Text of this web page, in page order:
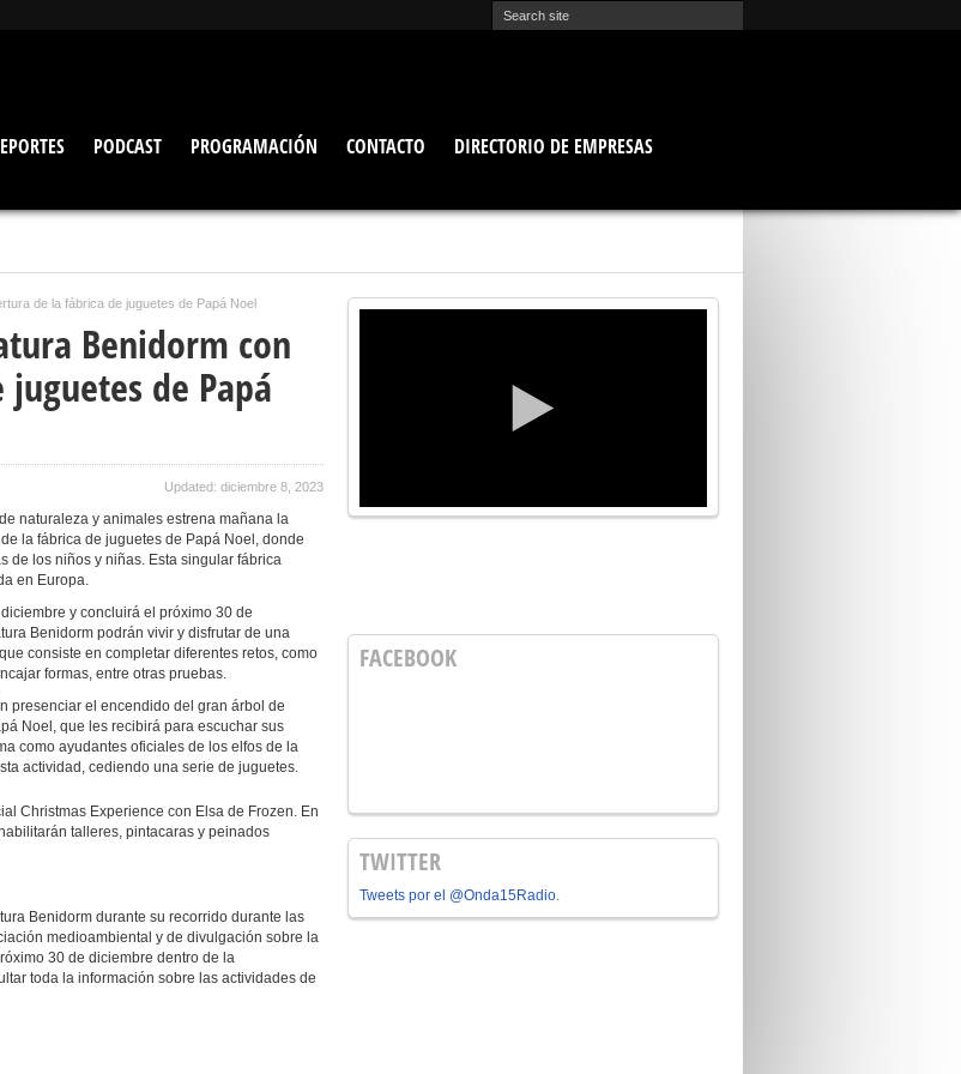
PODCAST PROGRAMACIÓN CONTACTO
DIRECTORIO DE EMPRESAS
de la fábrica de juguetes de Papá Noel
Benidorm con
de Papá
Updated: diciembre 8, 2023
naturaleza y animales estrena mañana la
la fábrica de juguetes de Papá Noel, donde
de los niños y niñas. Esta singular fábrica
en Europa.
y concluirá el próximo 30 de
Benidorm podrán vivir y disfrutar de una
consiste en completar diferentes retos, como
formas, entre otras pruebas.
presenciar el encendido del gran árbol de
Noel, que les recibirá para escuchar sus
como ayudantes oficiales de los elfos de la
actividad, cediendo una serie de juguetes.
Christmas Experience con Elsa de Frozen. En
talleres, pintacaras y peinados
Benidorm durante su recorrido durante las
medioambiental y de divulgación sobre la
30 de diciembre dentro de la
toda la información sobre las actividades de
FACEBOOK
TWITTER
Tweets por el @Onda15Radio.